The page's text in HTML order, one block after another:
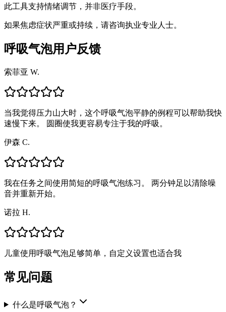
此工具支持情绪调节，并非医疗手段。
如果焦虑症状严重或持续，请咨询执业专业人士。
呼吸气泡用户反馈
索菲亚 W.
当我觉得压力山大时，这个呼吸气泡平静的例程可以帮助我快
速慢下来。 圆圈使我更容易专注于我的呼吸。
伊森 C.
我在任务之间使用简短的呼吸气泡练习。 两分钟足以清除噪
音并重新开始。
诺拉 H.
儿童使用呼吸气泡足够简单，自定义设置也适合我
常见问题
什么是呼吸气泡？